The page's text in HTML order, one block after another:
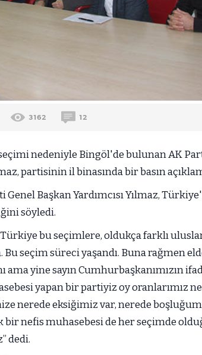
3162 12
nedeniyle Bingöl'de bulunan AK
partisinin il binasında bir basın
Başkan Yardımcısı Yılmaz,
söyledi.
bu seçimlere, oldukça farklı
seçim süreci yaşandı. Buna rağmen
ama yine sayın Cumhurbaşkanımızın
yapan bir partiyiz oy oranlarımız
nerede eksiğimiz var, nerede
bir nefis muhasebesi de her seçimde
dedi.